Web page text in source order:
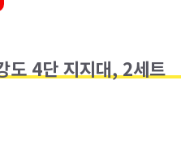
도 4단 지지대, 2세트